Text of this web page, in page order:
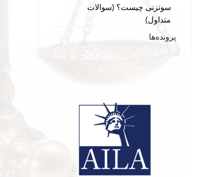
سوتزنی چیست؟ (سوالات
متداول)
پرونده‌ها